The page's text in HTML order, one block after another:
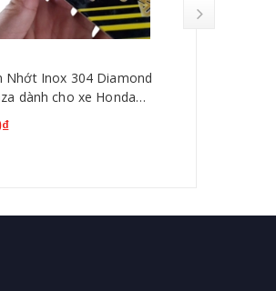
Nhớt Inox 304 Diamond
dành cho xe Honda
Sonic